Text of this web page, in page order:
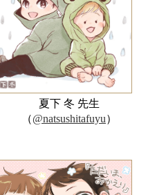
夏下 冬 先生
（@natsushitafuyu）